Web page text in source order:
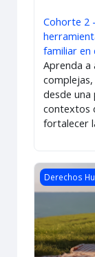
Cohorte 2
familiar en
Aprenda a
desde una
contextos
fortalecer
Course
Derechos